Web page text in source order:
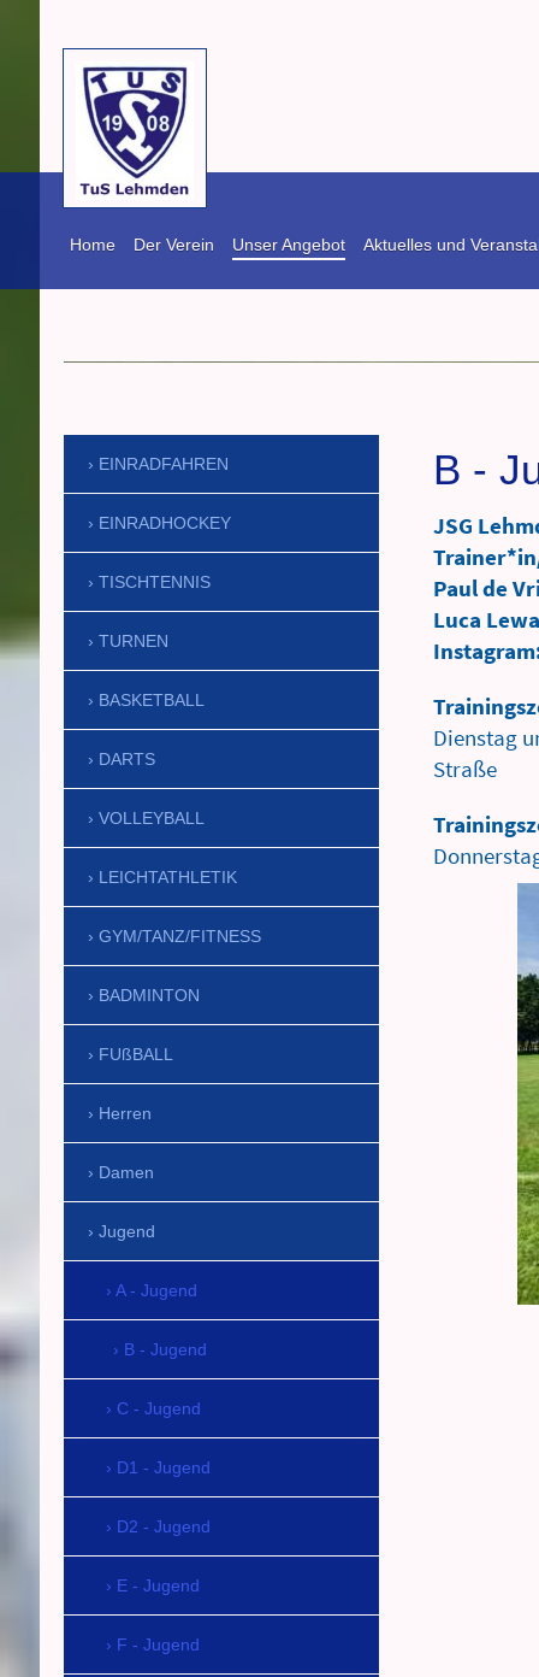
Home Der Verein Unser Angebot Aktuelles und
B -
JSG
Paul de
Luca
Dienstag
Straße
EINRADFAHREN
EINRADHOCKEY
TISCHTENNIS
TURNEN
BASKETBALL
DARTS
VOLLEYBALL
LEICHTATHLETIK
GYM/TANZ/FITNESS
BADMINTON
FUßBALL
Herren
Damen
Jugend
A - Jugend
B - Jugend
C - Jugend
D1 - Jugend
D2 - Jugend
E - Jugend
F - Jugend